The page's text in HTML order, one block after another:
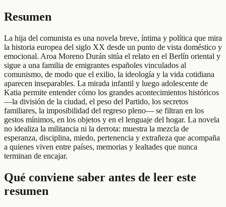
Resumen
La hija del comunista es una novela breve, íntima y política que mira
la historia europea del siglo XX desde un punto de vista doméstico y
emocional. Aroa Moreno Durán sitúa el relato en el Berlín oriental y
sigue a una familia de emigrantes españoles vinculados al
comunismo, de modo que el exilio, la ideología y la vida cotidiana
aparecen inseparables. La mirada infantil y luego adolescente de
Katia permite entender cómo los grandes acontecimientos históricos
—la división de la ciudad, el peso del Partido, los secretos
familiares, la imposibilidad del regreso pleno— se filtran en los
gestos mínimos, en los objetos y en el lenguaje del hogar. La novela
no idealiza la militancia ni la derrota: muestra la mezcla de
esperanza, disciplina, miedo, pertenencia y extrañeza que acompaña
a quienes viven entre países, memorias y lealtades que nunca
terminan de encajar.
Qué conviene saber antes de leer este
resumen